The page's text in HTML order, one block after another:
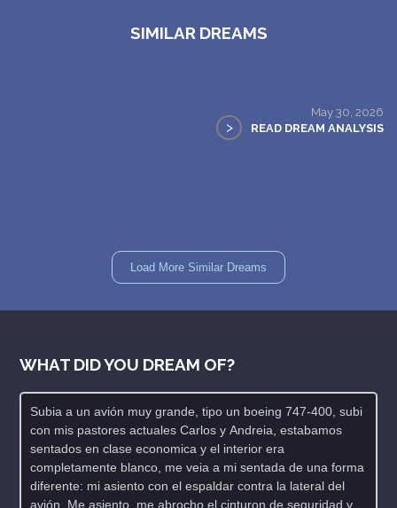
SIMILAR DREAMS
May 30, 2026
> READ DREAM ANALYSIS
Load More Similar Dreams
WHAT DID YOU DREAM OF?